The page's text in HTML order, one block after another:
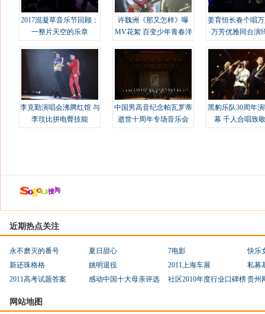
2017混凝草音乐节回顾：
一整片天空的乐章
许魏洲《那又怎样》曝
MV花絮 百变少年青春洋
姜育恒长春个唱
万芳优雅同台演
李克勤演唱会沸腾红馆 与
李玟比拼电臀技能
中国男高音纪念帕瓦罗蒂
逝世十周年专场音乐会
黑豹乐队30周年
幕 千人合唱致
近期热点关注
永不磨灭的番号 夏日甜心 7电影
快乐
新还珠格格
姚明退役 2011上海车展
私募
2011高考试题答案
感动中国十大母亲评选 社区2010年度行业口碑榜贵州
网站地图